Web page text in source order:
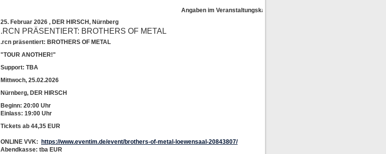
Angaben im Veranstaltungskalender ohne Gewähr!
25. Februar 2026 , DER HIRSCH, Nürnberg
.RCN PRÄSENTIERT: BROTHERS OF METAL
.rcn präsentiert: BROTHERS OF METAL
"TOUR ANOTHER!"
Support: TBA
Mittwoch, 25.02.2026
Nürnberg, DER HIRSCH
Beginn: 20:00 Uhr
Einlass: 19:00 Uhr
Tickets ab 44,35 EUR
ONLINE VVK:
https://www.eventim.de/event/brothers-of-metal-loewensaal-20843807/
Abendkasse: tba EUR